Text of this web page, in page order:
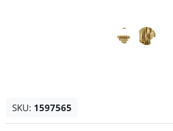
SKU: 1597565